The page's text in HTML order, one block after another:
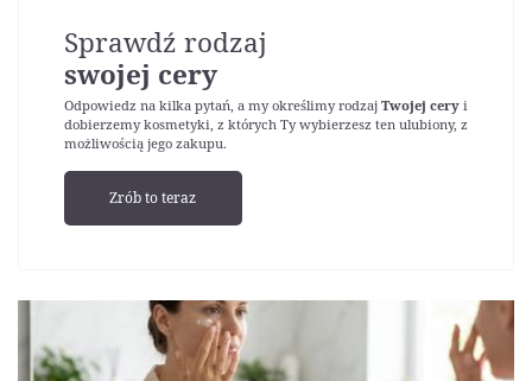
Sprawdź rodzaj
swojej cery
Odpowiedz na kilka pytań, a my określimy rodzaj Twojej ceryi
dobierzemy kosmetyki, z których Ty wybierzesz ten ulubiony, z
możliwością jego zakupu.
Zrób to teraz